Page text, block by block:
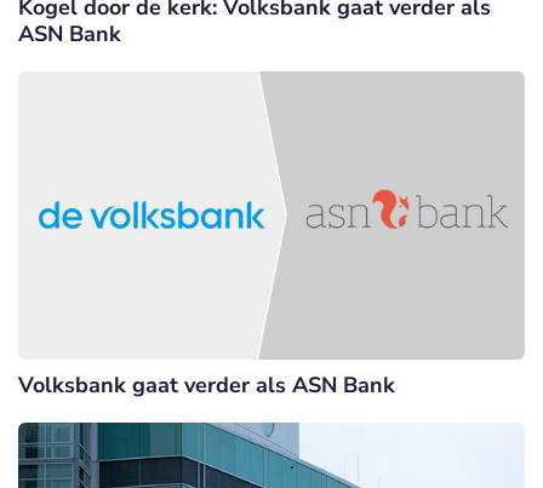
Kogel door de kerk: Volksbank gaat verder als
ASN Bank
Volksbank gaat verder als ASN Bank